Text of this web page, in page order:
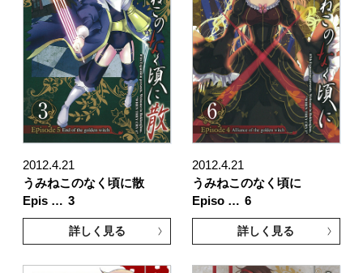
2012.4.21
うみねこのなく頃に散
Epis … 3
詳しく見る
2012.4.21
うみねこのなく頃に
Episo … 6
詳しく見る